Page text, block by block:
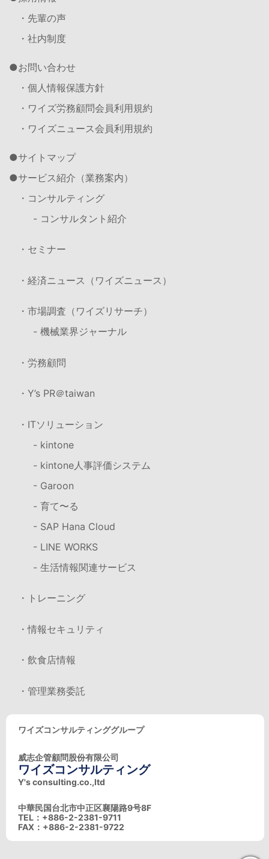
・先輩の声
・社内制度
お問い合わせ
・個人情報保護方針
・ワイズ労務顧問会員利用規約
・ワイズニュース会員利用規約
サイトマップ
サービス紹介（業務案内）
・コンサルティング
- コンサルタント紹介
・セミナー
・経済ニュース（ワイズニュース）
・市場調査（ワイズリサーチ）
- 機械業界ジャーナル
・労務顧問
・Y’s PR＠taiwan
・ITソリューション
- kintone
- kintone人事評価システム
- Garoon
- 育て〜る
- SAP Hana Cloud
- LINE WORKS
- 生活情報関連サービス
・トレーニング
・情報セキュリティ
・飲食店情報
・管理業務委託
ワイズコンサルティンググループ
威志企管顧問股份有限公司
ワイズコンサルティング
Y's consulting.co.,ltd
中華民国台北市中正区襄陽路9号8F
TEL：+886-2-2381-9711
FAX：+886-2-2381-9722